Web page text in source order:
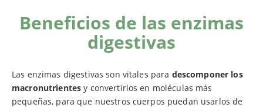
Beneficios de las enzimas
digestivas
Las enzimas digestivas son vitales para descomponer los
macronutrientes y convertirlos en moléculas más
pequeñas, para que nuestros cuerpos puedan usarlos de